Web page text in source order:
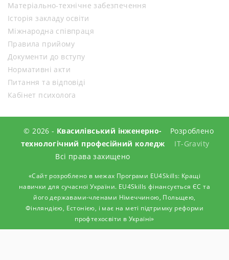
Матеріально-технічне забезпечення
Історія закладу освіти
Міжнародна співпраця
Правила прийому
Документи до вступу
Нормативні акти
Питання та відповіді
Кабінет психолога
© 2026 - Квасилівський інженерно-
технологічний професійний коледж
Всі права захищено
Розроблено
IT-Gravity
«Сайт розроблено в межах Програми EU4Skills: Кращі
навички для сучасної України. EU4Skills фінансується ЄС та
його державами-членами Німеччиною, Польщею,
Фінляндією, Естонією, і має на меті підтримку реформи
профтехосвіти в Україні»